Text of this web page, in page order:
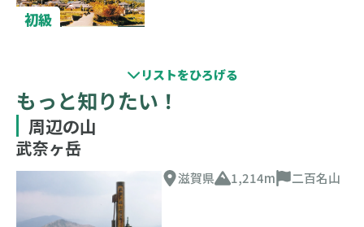
初級
もっと知りたい！
周辺の山
武奈ヶ岳
滋賀県 1,214m 二百名山